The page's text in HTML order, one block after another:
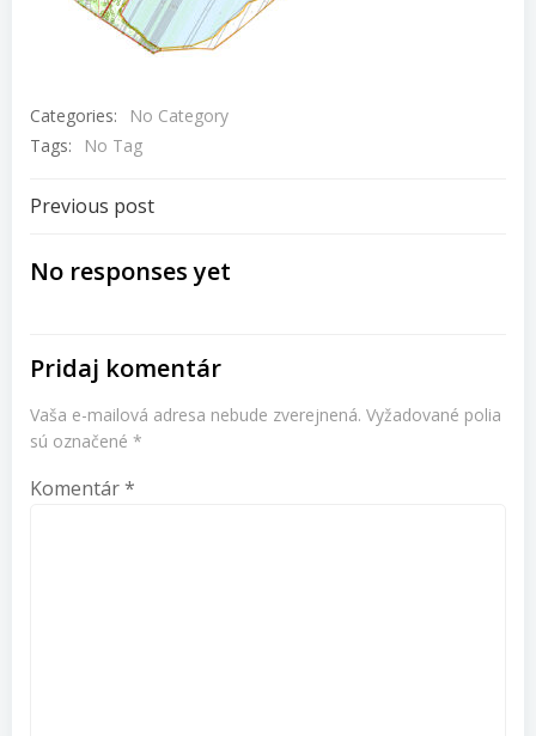
Categories:
No Category
Tags:
No Tag
Navigácia
v
Previous post
No responses yet
Pridaj komentár
Vaša e-mailová adresa nebude zverejnená. Vyžadované polia
sú označené *
Komentár*